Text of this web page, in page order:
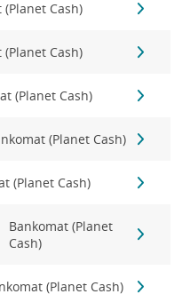
(Planet Cash)
(Planet Cash)
(Planet Cash)
(Planet Cash)
(Planet Cash)
Bankomat (Planet
Cash)
(Planet Cash)